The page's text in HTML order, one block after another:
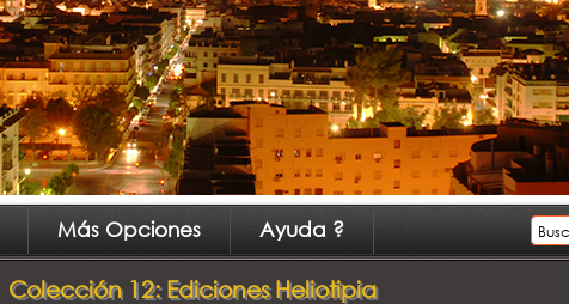
Más Opciones Ayuda ?
Colección 12: Ediciones Heliotipia